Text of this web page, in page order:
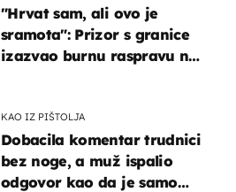
"Hrvat sam, ali ovo je
sramota": Prizor s granice
izazvao burnu raspravu na
KAO IZ PIŠTOLJA
Dobacila komentar trudnici
bez noge, a muž ispalio
odgovor kao da je samo